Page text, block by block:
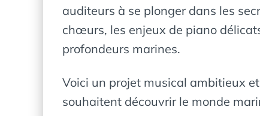
auditeurs à se plonger dans les
chœurs, les enjeux de piano
profondeurs marines.
Voici un projet musical ambitieux
souhaitent découvrir le monde